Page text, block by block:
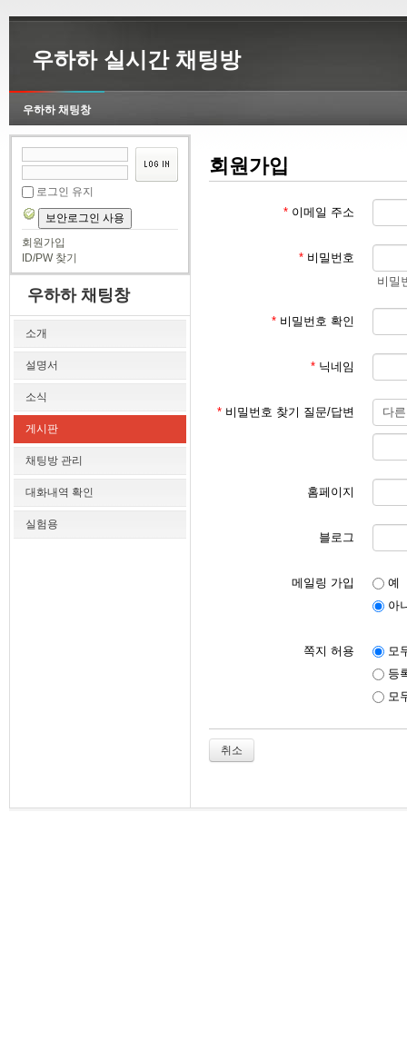
우하하 실시간 채팅방
우하하 채팅창
로그인 유지
보안로그인 사용
회원가입
ID/PW 찾기
우하하 채팅창
소개
설명서
소식
게시판
채팅방 관리
대화내역 확인
실험용
회원가입
* 이메일 주소
* 비밀번호
비밀
* 비밀번호 확인
* 닉네임
* 비밀번호 찾기 질문/답변
홈페이지
블로그
메일링 가입
예
아
쪽지 허용
모
등
모
취소